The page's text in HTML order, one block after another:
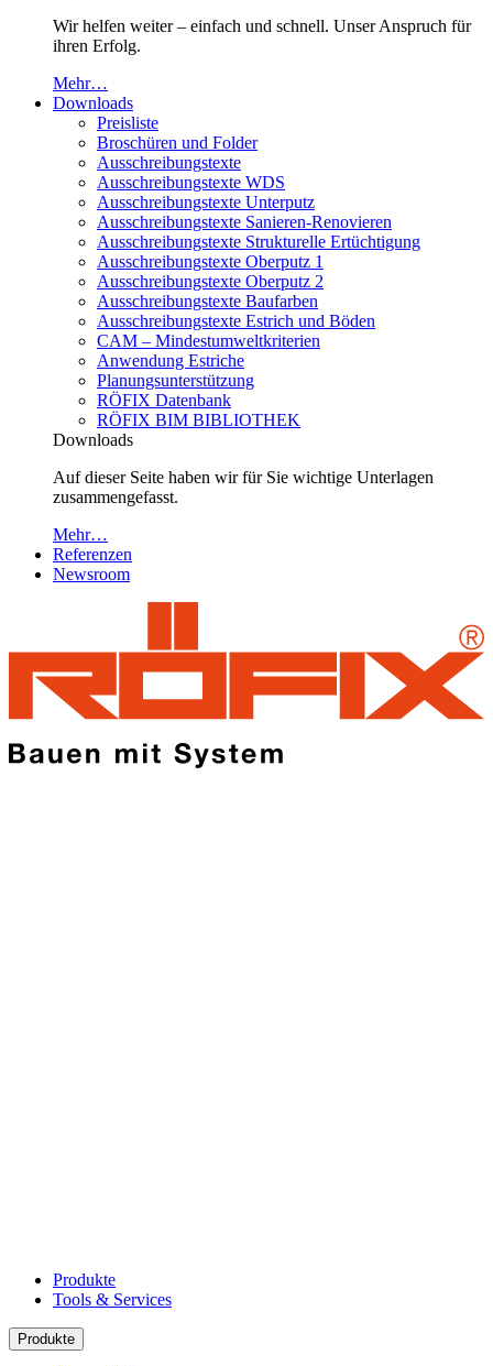
Wir helfen weiter – einfach und schnell. Unser Anspruch für
ihren Erfolg.
Mehr…
Downloads
Preisliste
Broschüren und Folder
Ausschreibungstexte
Ausschreibungstexte WDS
Ausschreibungstexte Unterputz
Ausschreibungstexte Sanieren-Renovieren
Ausschreibungstexte Strukturelle Ertüchtigung
Ausschreibungstexte Oberputz 1
Ausschreibungstexte Oberputz 2
Ausschreibungstexte Baufarben
Ausschreibungstexte Estrich und Böden
CAM – Mindestumweltkriterien
Anwendung Estriche
Planungsunterstützung
RÖFIX Datenbank
RÖFIX BIM BIBLIOTHEK
Downloads
Auf dieser Seite haben wir für Sie wichtige Unterlagen
zusammengefasst.
Mehr…
Referenzen
Newsroom
Produkte
Tools & Services
Produkte